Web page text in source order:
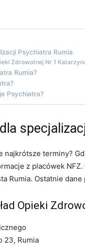
Psychiatra Rumia
Zdrowotnej Nr 1
Rumia?
Psychiatra?
najkrótsze terminy?
z placówek
Rumia. Ostatnie
Opieki
23, Rumia